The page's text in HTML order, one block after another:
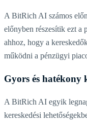
A BitRich AI számos
előnyben részesítik ezt a
ahhoz, hogy a
működni a pénzügyi
Gyors és hatékony
A BitRich AI egyik
kereskedési